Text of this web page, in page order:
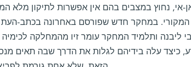
אן-אי, נחוץ במצבים בהם אין אפשרות לתיקון
המקורי. במחקר חדש שפורסם באחרונה בכתב-
כיצד עלה בידיהם לגלות את הדרך שבה תאים